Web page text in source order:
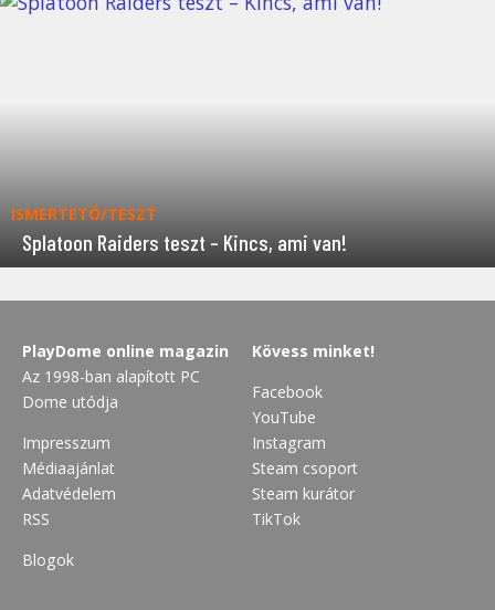
ISMERTETŐ/TESZT
Splatoon Raiders teszt – Kincs, ami van!
PlayDome online magazin
Az 1998-ban alapított PC
Dome utódja
Impresszum
Médiaajánlat
Adatvédelem
RSS
Blogok
Kövess minket!
Facebook
YouTube
Instagram
Steam csoport
Steam kurátor
TikTok